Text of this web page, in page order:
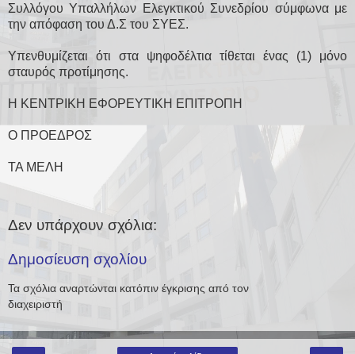
Συλλόγου Υπαλλήλων Ελεγκτικού Συνεδρίου σύμφωνα με
την απόφαση του Δ.Σ του ΣΥΕΣ.
Υπενθυμίζεται ότι στα ψηφοδέλτια τίθεται ένας (1) μόνο
σταυρός προτίμησης.
Η ΚΕΝΤΡΙΚΗ ΕΦΟΡΕΥΤΙΚΗ ΕΠΙΤΡΟΠΗ
Ο ΠΡΟΕΔΡΟΣ
ΤΑ ΜΕΛΗ
Δεν υπάρχουν σχόλια:
Δημοσίευση σχολίου
Τα σχόλια αναρτώνται κατόπιν έγκρισης από τον
διαχειριστή